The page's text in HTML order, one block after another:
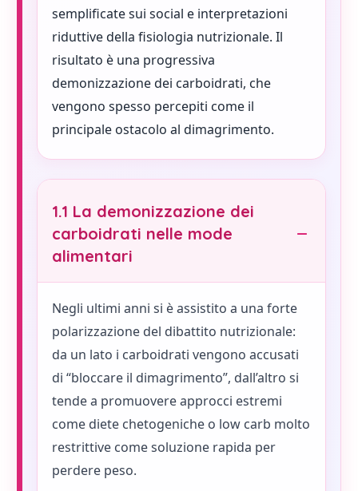
semplificate sui social e interpretazioni
riduttive della fisiologia nutrizionale. Il
risultato è una progressiva
demonizzazione dei carboidrati, che
vengono spesso percepiti come il
principale ostacolo al dimagrimento.
1.1 La demonizzazione dei
carboidrati nelle mode
alimentari
Negli ultimi anni si è assistito a una forte
polarizzazione del dibattito nutrizionale:
da un lato i carboidrati vengono accusati
di “bloccare il dimagrimento”, dall’altro si
tende a promuovere approcci estremi
come diete chetogeniche o low carb molto
restrittive come soluzione rapida per
perdere peso.